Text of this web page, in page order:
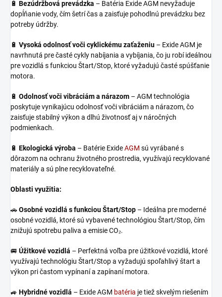
🔋 Bezúdržbová prevádzka – Batéria Exide AGM nevyžaduje
dopĺňanie vody, čím šetrí čas a zaisťuje pohodlnú prevádzku bez
potreby údržby.
🔋 Vysoká odolnosť voči cyklickému zaťaženiu – Exide AGM je
navrhnutá pre časté cykly nabíjania a vybíjania, čo ju robí ideálnou
pre vozidlá s funkciou Štart/Stop, ktoré vyžadujú časté spúšťanie
motora.
🔋 Odolnosť voči vibráciám a nárazom – AGM technológia
poskytuje vynikajúcu odolnosť voči vibráciám a nárazom, čo
zaisťuje stabilný výkon a dlhú životnosť aj v náročných
podmienkach.
🔋 Ekologická výroba – Batérie ExideAGM sú vyrábané s
dôrazom na ochranu životného prostredia, využívajú recyklované
materiály a sú plne recyklovateľné.
Oblasti využitia:
🚗Osobné vozidlá s funkciou Štart/Stop – Ideálna pre moderné
osobné vozidlá, ktoré sú vybavené technológiou Štart/Stop, čím
znižujú spotrebu paliva a emisie CO₂.
🚐 Úžitkové vozidlá – Perfektná voľba pre úžitkové vozidlá, ktoré
využívajú technológiu Štart/Stop a vyžadujú spoľahlivý štart a
výkon pri častom vypínaní a zapínaní motora.
🚙 Hybridné vozidlá – Exide AGM batéria je tiež skvelým riešením